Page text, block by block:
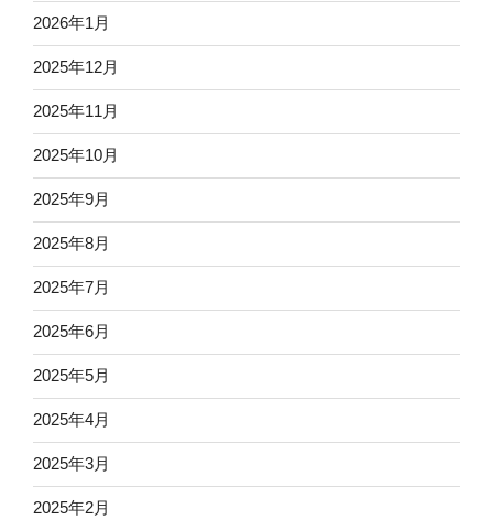
2026年1月
2025年12月
2025年11月
2025年10月
2025年9月
2025年8月
2025年7月
2025年6月
2025年5月
2025年4月
2025年3月
2025年2月